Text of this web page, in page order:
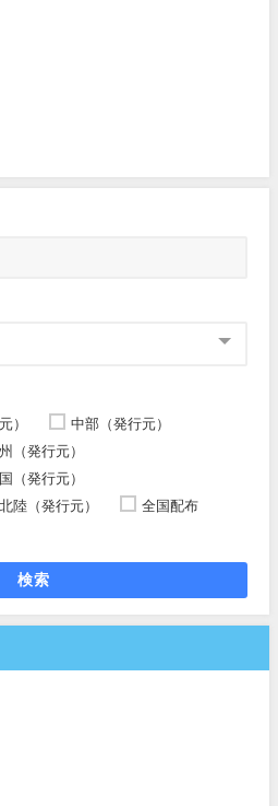
）
中部（発行元）
（発行元）
（発行元）
北陸（発行元）
全国配布
検索